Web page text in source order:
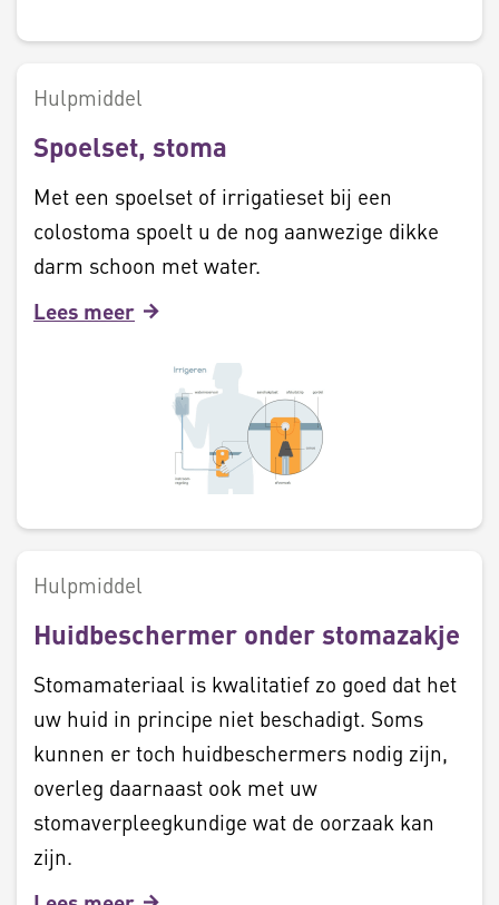
Hulpmiddel
Spoelset, stoma
Met een spoelset of irrigatieset bij een
colostoma spoelt u de nog aanwezige dikke
darm schoon met water.
Lees meer
Hulpmiddel
Huidbeschermer onder stomazakje
Stomamateriaal is kwalitatief zo goed dat het
uw huid in principe niet beschadigt. Soms
kunnen er toch huidbeschermers nodig zijn,
overleg daarnaast ook met uw
stomaverpleegkundige wat de oorzaak kan
zijn.